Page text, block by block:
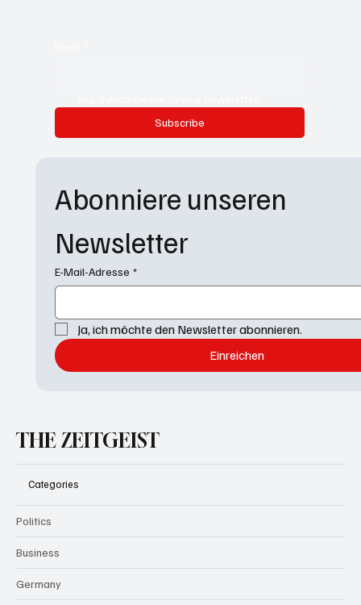
Subscribe
Abonniere unseren
Newsletter
E-Mail-Adresse *
Ja, ich möchte den Newsletter abonnieren.
Einreichen
THE ZEITGEIST
Categories
Politics
Business
Germany